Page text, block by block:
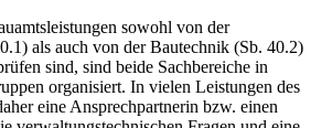
sowohl von der
als auch von der Bautechnik (Sb. 40.2)
sind, sind beide Sachbereiche in
organisiert. In vielen Leistungen des
eine Ansprechpartnerin bzw. einen